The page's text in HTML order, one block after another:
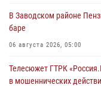
В Заводском районе
баре
06 августа 2026, 05:00
Телесюжет ГТРК
в мошеннических